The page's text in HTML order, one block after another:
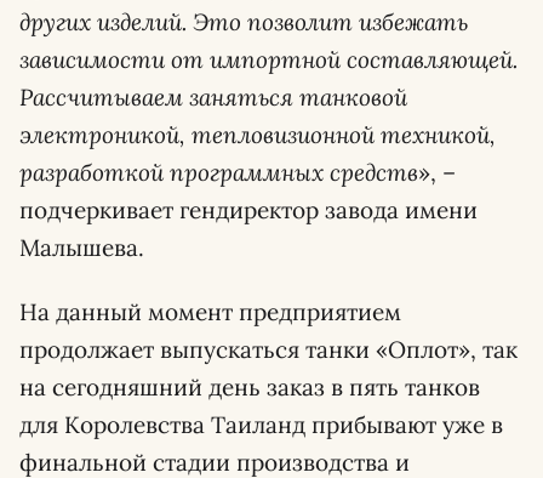
других изделий. Это позволит избежать
зависимости от импортной составляющей.
Рассчитываем заняться танковой
электроникой, тепловизионной техникой,
разработкой программных средств», –
подчеркивает гендиректор завода имени
Малышева.
На данный момент предприятием
продолжает выпускаться танки «Оплот», так
на сегодняшний день заказ в пять танков
для Королевства Таиланд прибывают уже в
финальной стадии производства и